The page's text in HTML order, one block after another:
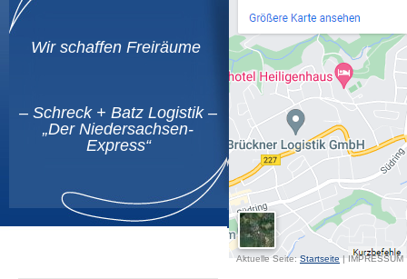
Wir schaffen Freiräume
– Schreck + Batz Logistik –
„Der Niedersachsen-
Express“
Aktuelle Seite: Startseite | IMPRESSUM